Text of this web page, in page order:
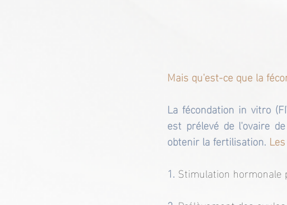
Mais qu'est-ce que la
La fécondation in vitro
est prélevé de l'ovaire
obtenir la fertilisation.
1. Stimulation